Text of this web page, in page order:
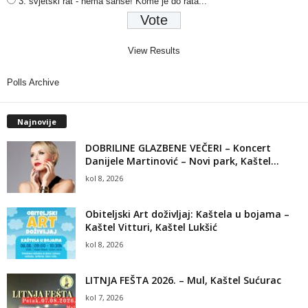
View Results
Polls Archive
Najnovije
DOBRILINE GLAZBENE VEČERI – Koncert
Danijele Martinović – Novi park, Kaštel...
kol 8, 2026
Obiteljski Art doživljaj: Kaštela u bojama –
Kaštel Vitturi, Kaštel Lukšić
kol 8, 2026
LITNJA FEŠTA 2026. – Mul, Kaštel Sućurac
kol 7, 2026